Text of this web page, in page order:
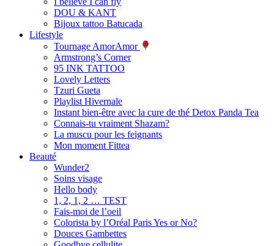
DOU & KANT
Bijoux tattoo Batucada
Lifestyle
Tournage AmorAmor
Armstrong’s Corner
95 INK TATTOO
Lovely Letters
Tzuri Gueta
Playlist Hivernale
Instant bien-être avec la cure de thé Detox Panda Tea
Connais-tu vraiment Shazam?
La muscu pour les feignants
Mon moment Fittea
Beauté
Wunder2
Soins visage
Hello body
1, 2, 1, 2 … TEST
Fais-moi de l’oeil
Colorista by l’Oréal Paris Yes or No?
Douces Gambettes